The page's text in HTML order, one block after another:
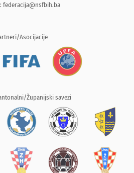
federacija@nsfbih.ba
Asocijacije
Županijski savezi